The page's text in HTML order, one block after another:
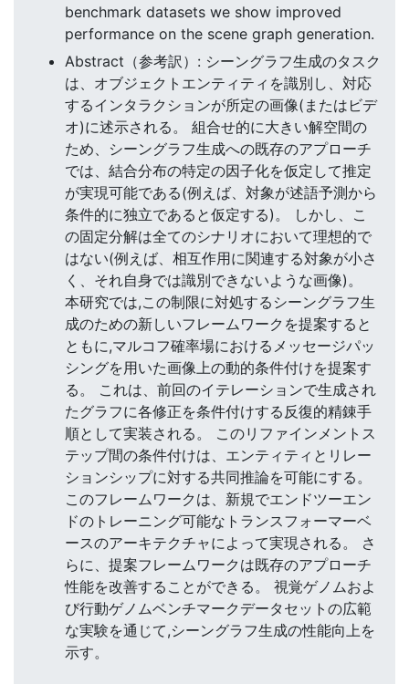
benchmark datasets we show improved
performance on the scene graph generation.
Abstract（参考訳）: シーングラフ生成のタスク
は、オブジェクトエンティティを識別し、対応
するインタラクションが所定の画像(またはビデ
オ)に述示される。 組合せ的に大きい解空間の
ため、シーングラフ生成への既存のアプローチ
では、結合分布の特定の因子化を仮定して推定
が実現可能である(例えば、対象が述語予測から
条件的に独立であると仮定する)。 しかし、こ
の固定分解は全てのシナリオにおいて理想的で
はない(例えば、相互作用に関連する対象が小さ
く、それ自身では識別できないような画像)。
本研究では,この制限に対処するシーングラフ生
成のための新しいフレームワークを提案すると
ともに,マルコフ確率場におけるメッセージパッ
シングを用いた画像上の動的条件付けを提案す
る。 これは、前回のイテレーションで生成され
たグラフに各修正を条件付けする反復的精錬手
順として実装される。 このリファインメントス
テップ間の条件付けは、エンティティとリレー
ションシップに対する共同推論を可能にする。
このフレームワークは、新規でエンドツーエン
ドのトレーニング可能なトランスフォーマーベ
ースのアーキテクチャによって実現される。 さ
らに、提案フレームワークは既存のアプローチ
性能を改善することができる。 視覚ゲノムおよ
び行動ゲノムベンチマークデータセットの広範
な実験を通じて,シーングラフ生成の性能向上を
示す。